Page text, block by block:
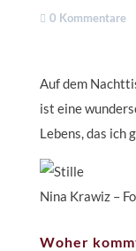
0 Kommentare
Auf dem
ist eine
Lebens, das ich
Nina Krawiz –
Woher